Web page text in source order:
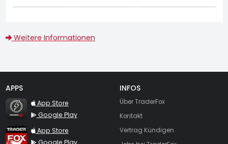
Weitere Informationen
APPS
TraderFox Flash
App Store
Google Play
TraderFox App
App Store
Google Play
INFOS
Über TraderFox
Kontakt
Vertrag Kündigen